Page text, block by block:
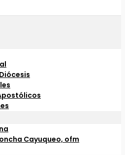
Cayuqueo, ofm